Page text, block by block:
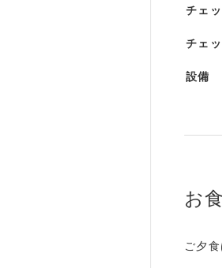
チェ
チェ
設備
お
ご夕